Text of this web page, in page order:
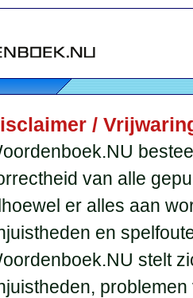
/
van alle
er alles aan
en
stelt